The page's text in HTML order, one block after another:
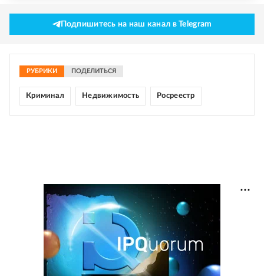
Подпишитесь на наш канал в Telegram
РУБРИКИ ПОДЕЛИТЬСЯ
Криминал Недвижимость Росреестр